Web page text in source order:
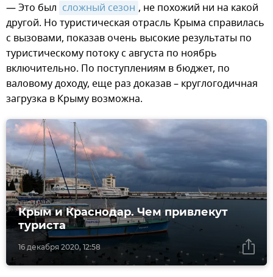
— Это был сложный сезон , не похожий ни на какой
другой. Но туристическая отрасль Крыма справилась
с вызовами, показав очень высокие результаты по
туристическому потоку с августа по ноябрь
включительно. По поступлениям в бюджет, по
валовому доходу, еще раз доказав – круглогодичная
загрузка в Крыму возможна.
16 декабря 2020, 12:58
Крым и Краснодар. Чем привлекут
туриста